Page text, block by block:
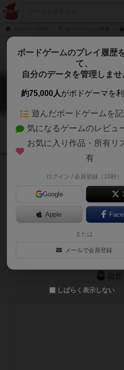
スプリ
Splito
ふたつの街の物語をベー
ム！
ふたつの街の物語が好きな
上記文章の執筆にご
白州
ボードゲームのプレイ履歴
て、
自分のデータを管理しませ
約75,000人がボドゲーマを利
遊んだボードゲームを
気になるゲームのレビュ
お気に入り作品・所有リ
有
ログイン / 会員登録（10秒）
Google
Apple
または
メールで会員登録
しばらく表示しない